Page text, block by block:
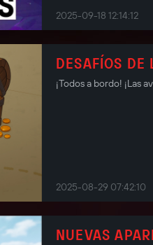
2025-09-18 12:14:12
DESAFÍOS DE
¡Todos a bordo! ¡Las
2025-08-29 07:42:10
NUEVAS